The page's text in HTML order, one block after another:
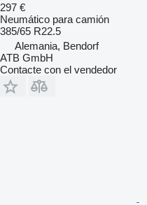
297 €
Neumático para camión
385/65 R22.5
Alemania, Bendorf
ATB GmbH
Contacte con el vendedor